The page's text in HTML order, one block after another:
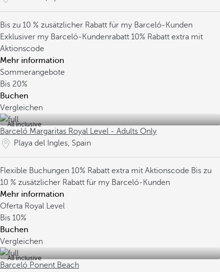
Bis zu 10 % zusätzlicher Rabatt für my Barceló-Kunden
Exklusiver my Barceló-Kundenrabatt 10% Rabatt extra mit
Aktionscode
Mehr information
Sommerangebote
Bis 20%
Buchen
Vergleichen
All inclusive
Barceló Margaritas Royal Level - Adults Only
Playa del Ingles, Spain
Flexible Buchungen 10% Rabatt extra mit Aktionscode Bis zu
10 % zusätzlicher Rabatt für my Barceló-Kunden
Mehr information
Oferta Royal Level
Bis 10%
Buchen
Vergleichen
All inclusive
Barceló Ponent Beach